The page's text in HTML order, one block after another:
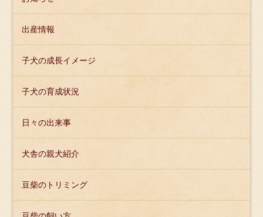
出産情報
子犬の成長イメージ
子犬の育成状況
日々の出来事
犬舎の親犬紹介
豆柴のトリミング